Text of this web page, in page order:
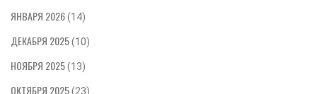
ЯНВАРЯ 2026(14)
ДЕКАБРЯ 2025(10)
НОЯБРЯ 2025(13)
ОКТЯБРЯ 2025(23)